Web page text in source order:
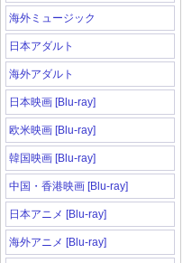
海外ミュージック
日本アダルト
海外アダルト
日本映画 [Blu-ray]
欧米映画 [Blu-ray]
韓国映画 [Blu-ray]
中国・香港映画 [Blu-ray]
日本アニメ [Blu-ray]
海外アニメ [Blu-ray]